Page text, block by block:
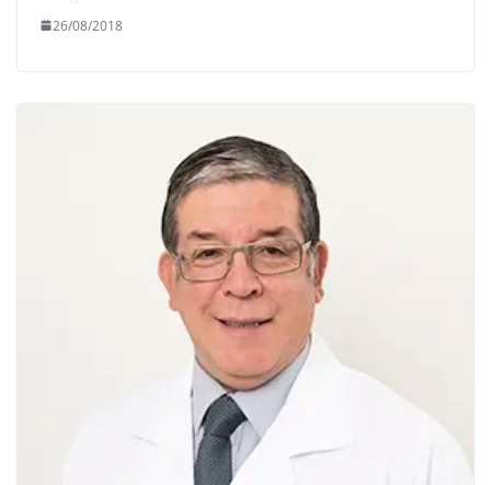
26/08/2018